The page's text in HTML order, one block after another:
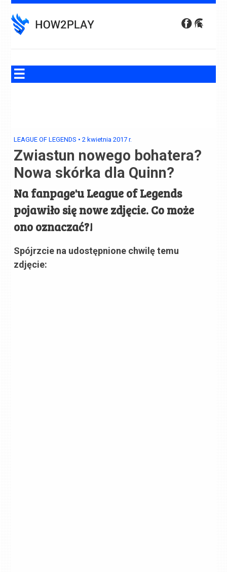
to
content
LEAGUE OF LEGENDS •2 kwietnia 2017 r.
Zwiastun nowego bohatera?
Nowa skórka dla Quinn?
Na fanpage'u League of Legends
pojawiło się nowe zdjęcie. Co może
ono oznaczać?!
Spójrzcie na udostępnione chwilę temu
zdjęcie: